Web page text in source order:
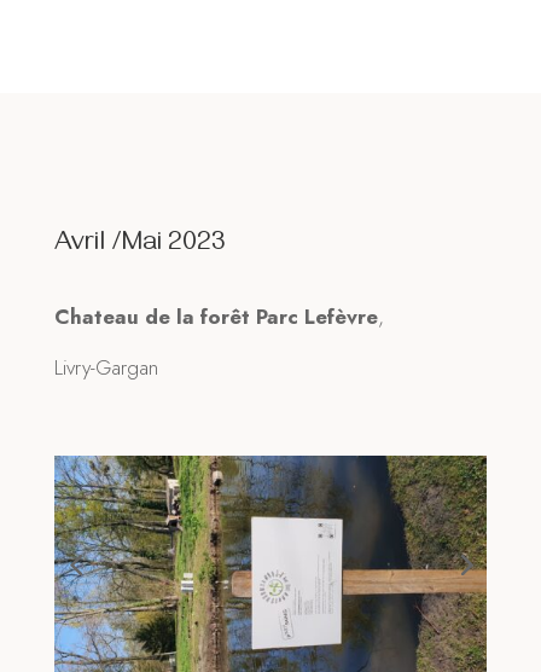
Avril /Mai 2023
Chateau de la forêt Parc Lefèvre,
Livry-Gargan